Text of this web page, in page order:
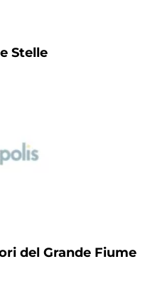
Stelle
del Grande Fiume